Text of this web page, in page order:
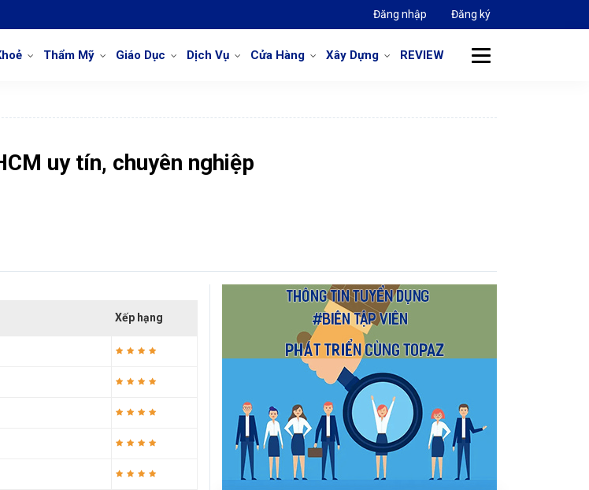
Đăng nhập Đăng ký
Thẩm Mỹ Giáo Dục Dịch Vụ Cửa Hàng Xây Dựng REVIEW
uy tín, chuyên nghiệp
Xếp hạng